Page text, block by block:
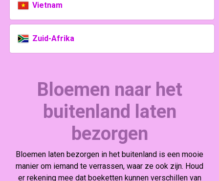
Vietnam
Zuid-Afrika
Bloemen naar het
buitenland laten
bezorgen
Bloemen laten bezorgen in het buitenland is een mooie
manier om iemand te verrassen, waar ze ook zijn. Houd
er rekening mee dat boeketten kunnen verschillen van